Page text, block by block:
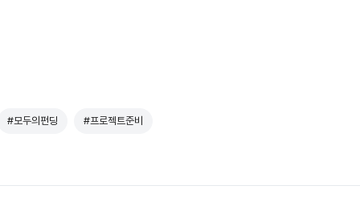
#모두의펀딩 #프로젝트준비